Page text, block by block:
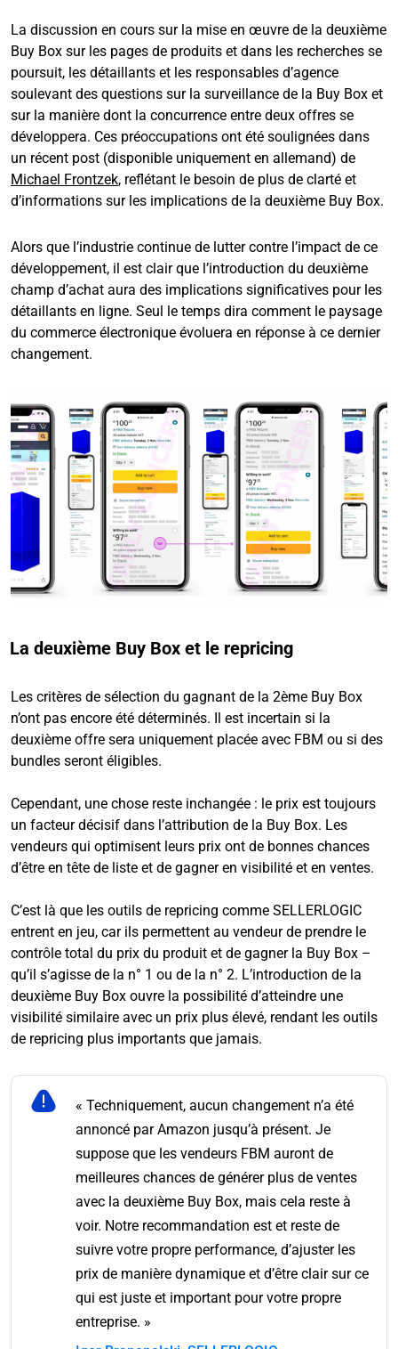
La discussion en cours sur la mise en œuvre de la deuxième
Buy Box sur les pages de produits et dans les recherches se
poursuit, les détaillants et les responsables d’agence
soulevant des questions sur la surveillance de la Buy Box et
sur la manière dont la concurrence entre deux offres se
développera. Ces préoccupations ont été soulignées dans
un récent post (disponible uniquement en allemand) de
Michael Frontzek, reflétant le besoin de plus de clarté et
d’informations sur les implications de la deuxième Buy Box.
Alors que l’industrie continue de lutter contre l’impact de ce
développement, il est clair que l’introduction du deuxième
champ d’achat aura des implications significatives pour les
détaillants en ligne. Seul le temps dira comment le paysage
du commerce électronique évoluera en réponse à ce dernier
changement.
La deuxième Buy Box et le repricing
Les critères de sélection du gagnant de la 2ème Buy Box
n’ont pas encore été déterminés. Il est incertain si la
deuxième offre sera uniquement placée avec FBM ou si des
bundles seront éligibles.
Cependant, une chose reste inchangée : le prix est toujours
un facteur décisif dans l’attribution de la Buy Box. Les
vendeurs qui optimisent leurs prix ont de bonnes chances
d’être en tête de liste et de gagner en visibilité et en ventes.
C’est là que les outils de repricing comme SELLERLOGIC
entrent en jeu, car ils permettent au vendeur de prendre le
contrôle total du prix du produit et de gagner la Buy Box –
qu’il s’agisse de la n° 1 ou de la n° 2. L’introduction de la
deuxième Buy Box ouvre la possibilité d’atteindre une
visibilité similaire avec un prix plus élevé, rendant les outils
de repricing plus importants que jamais.
« Techniquement, aucun changement n’a été
annoncé par Amazon jusqu’à présent. Je
suppose que les vendeurs FBM auront de
meilleures chances de générer plus de ventes
avec la deuxième Buy Box, mais cela reste à
voir. Notre recommandation est et reste de
suivre votre propre performance, d’ajuster les
prix de manière dynamique et d’être clair sur ce
qui est juste et important pour votre propre
entreprise. »